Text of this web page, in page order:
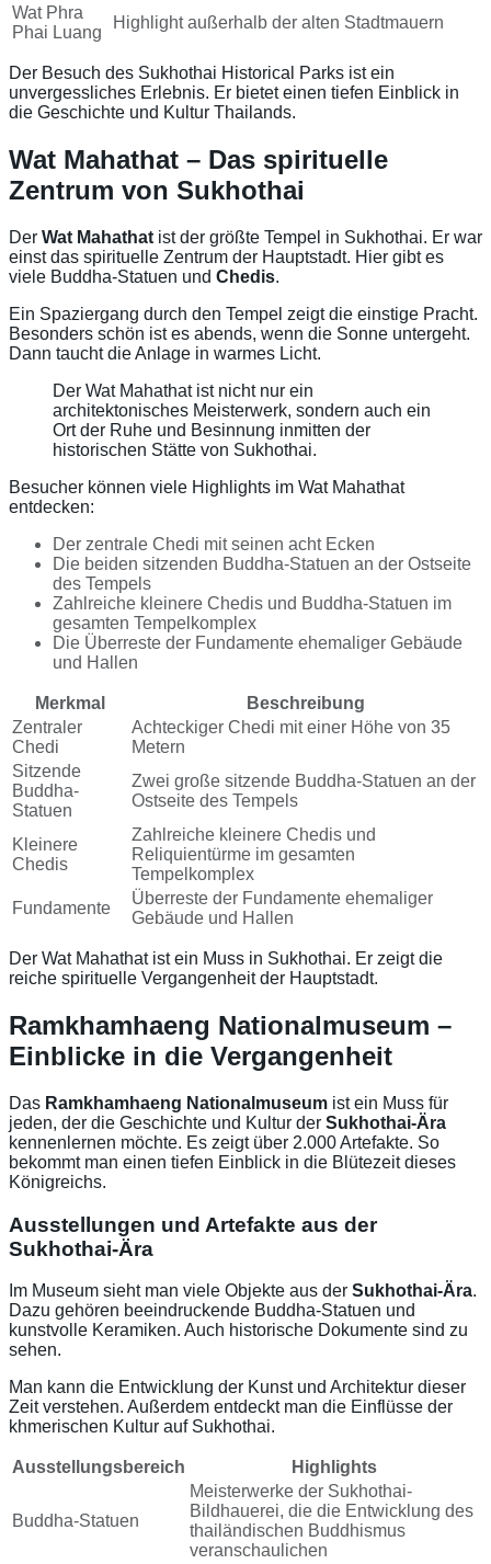
Wat Phra
Phai Luang
Highlight außerhalb der alten Stadtmauern
Der Besuch des Sukhothai Historical Parks ist ein
unvergessliches Erlebnis. Er bietet einen tiefen Einblick in
die Geschichte und Kultur Thailands.
Wat Mahathat – Das spirituelle
Zentrum von Sukhothai
Der Wat Mahathat ist der größte Tempel in Sukhothai. Er war
einst das spirituelle Zentrum der Hauptstadt. Hier gibt es
viele Buddha-Statuen und Chedis.
Ein Spaziergang durch den Tempel zeigt die einstige Pracht.
Besonders schön ist es abends, wenn die Sonne untergeht.
Dann taucht die Anlage in warmes Licht.
Der Wat Mahathat ist nicht nur ein
architektonisches Meisterwerk, sondern auch ein
Ort der Ruhe und Besinnung inmitten der
historischen Stätte von Sukhothai.
Besucher können viele Highlights im Wat Mahathat
entdecken:
Der zentrale Chedi mit seinen acht Ecken
Die beiden sitzenden Buddha-Statuen an der Ostseite
des Tempels
Zahlreiche kleinere Chedis und Buddha-Statuen im
gesamten Tempelkomplex
Die Überreste der Fundamente ehemaliger Gebäude
und Hallen
Merkmal
Beschreibung
Zentraler
Chedi
Achteckiger Chedi mit einer Höhe von 35
Metern
Sitzende
Buddha-
Statuen
Zwei große sitzende Buddha-Statuen an der
Ostseite des Tempels
Kleinere
Chedis
Zahlreiche kleinere Chedis und
Reliquientürme im gesamten
Tempelkomplex
Fundamente
Überreste der Fundamente ehemaliger
Gebäude und Hallen
Der Wat Mahathat ist ein Muss in Sukhothai. Er zeigt die
reiche spirituelle Vergangenheit der Hauptstadt.
Ramkhamhaeng Nationalmuseum –
Einblicke in die Vergangenheit
Das Ramkhamhaeng Nationalmuseum ist ein Muss für
jeden, der die Geschichte und Kultur der Sukhothai-Ära
kennenlernen möchte. Es zeigt über 2.000 Artefakte. So
bekommt man einen tiefen Einblick in die Blütezeit dieses
Königreichs.
Ausstellungen und Artefakte aus der
Sukhothai-Ära
Im Museum sieht man viele Objekte aus der Sukhothai-Ära.
Dazu gehören beeindruckende Buddha-Statuen und
kunstvolle Keramiken. Auch historische Dokumente sind zu
sehen.
Man kann die Entwicklung der Kunst und Architektur dieser
Zeit verstehen. Außerdem entdeckt man die Einflüsse der
khmerischen Kultur auf Sukhothai.
Ausstellungsbereich Highlights
Buddha-Statuen
Meisterwerke der Sukhothai-
Bildhauerei, die die Entwicklung des
thailändischen Buddhismus
veranschaulichen